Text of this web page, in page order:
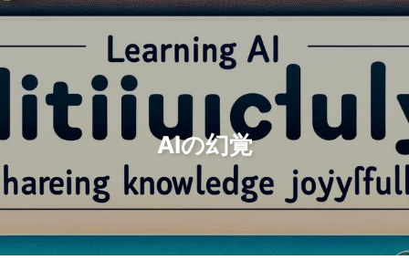
検索 ホーム アーカイブ タグ
カテゴリー リンク アバウト 🇯🇵 日本語
AIの幻覚